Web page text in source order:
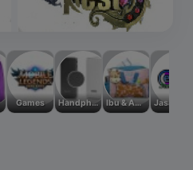
Games Handphone & Tablet Ibu & Anak